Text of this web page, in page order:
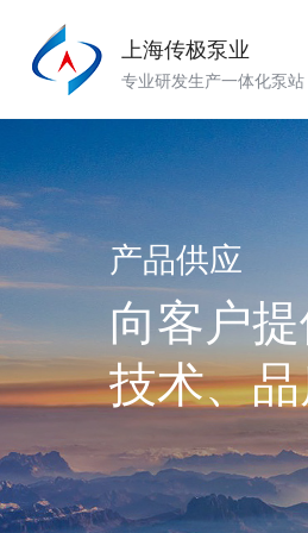
上海传极泵业
专业研发生产一体化泵站
产品供应
向客户
技术、